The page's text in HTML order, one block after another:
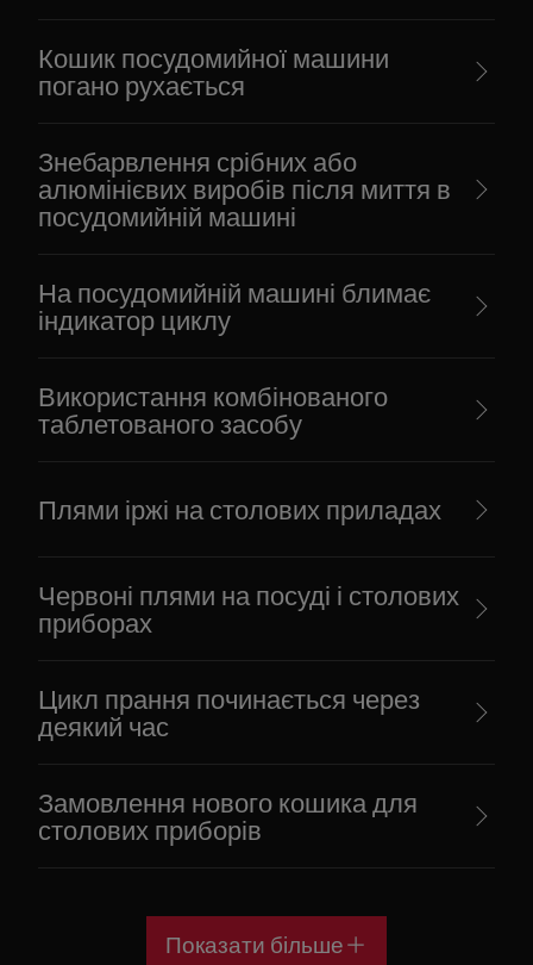
Кошик посудомийної машини
погано рухається
Знебарвлення срібних або
алюмінієвих виробів після миття в
посудомийній машині
На посудомийній машині блимає
індикатор циклу
Використання комбінованого
таблетованого засобу
Плями іржі на столових приладах
Червоні плями на посуді і столових
приборах
Цикл прання починається через
деякий час
Замовлення нового кошика для
столових приборів
Показати більше